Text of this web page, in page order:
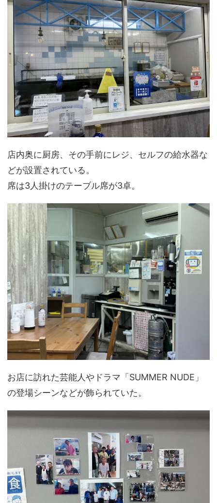
店内奥に厨房、その手前にレジ、セルフの給水器な
どが設置されている。
席は3人掛けのテーブル席が3卓。
お店に訪れた芸能人やドラマ「SUMMER NUDE」
の登場シーンなどが飾られていた。